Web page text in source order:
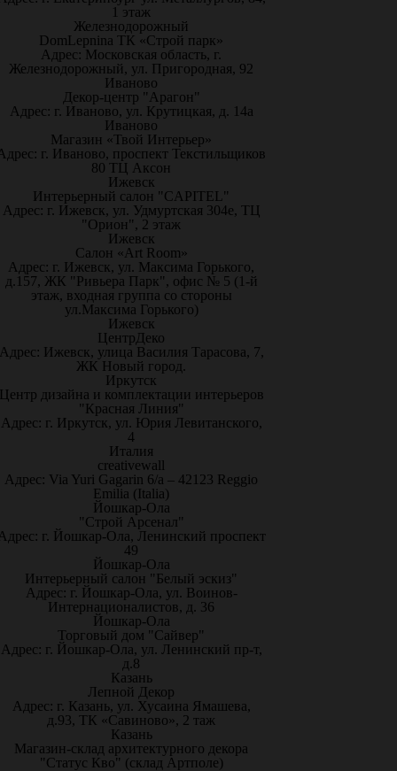
1 этаж
Железнодорожный
DomLepnina ТК «Строй парк»
Адрес: Московская область, г.
Железнодорожный, ул. Пригородная, 92
Иваново
Декор-центр "Арагон"
Адрес: г. Иваново, ул. Крутицкая, д. 14а
Иваново
Магазин «Твой Интерьер»
г. Иваново, проспект Текстильщиков
80 ТЦ Аксон
Ижевск
Интерьерный салон "CAPITEL"
Адрес: г. Ижевск, ул. Удмуртская 304е, ТЦ
"Орион", 2 этаж
Ижевск
Салон «Art Room»
Адрес: г. Ижевск, ул. Максима Горького,
д.157, ЖК "Ривьера Парк", офис № 5 (1-й
этаж, входная группа со стороны
ул.Максима Горького)
Ижевск
ЦентрДеко
Ижевск, улица Василия Тарасова, 7,
ЖК Новый город.
Иркутск
дизайна и комплектации интерьеров
"Красная Линия"
Адрес: г. Иркутск, ул. Юрия Левитанского,
4
Италия
creativewall
Адрес: Via Yuri Gagarin 6/a – 42123 Reggio
Emilia (Italia)
Йошкар-Ола
"Строй Арсенал"
г. Йошкар-Ола, Ленинский проспект
49
Йошкар-Ола
Интерьерный салон "Белый эскиз"
Адрес: г. Йошкар-Ола, ул. Воинов-
Интернационалистов, д. 36
Йошкар-Ола
Торговый дом "Сайвер"
Адрес: г. Йошкар-Ола, ул. Ленинский пр-т,
д.8
Казань
Лепной Декор
Адрес: г. Казань, ул. Хусаина Ямашева,
д.93, ТК «Савиново», 2 таж
Казань
Магазин-склад архитектурного декора
"Статус Кво" (склад Артполе)